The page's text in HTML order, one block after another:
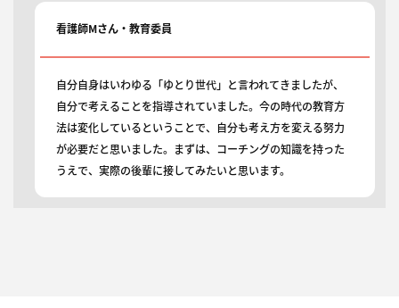
看護師Mさん・教育委員
自分自身はいわゆる「ゆとり世代」と言われてきましたが、
自分で考えることを指導されていました。今の時代の教育方
法は変化しているということで、自分も考え方を変える努力
が必要だと思いました。まずは、コーチングの知識を持った
うえで、実際の後輩に接してみたいと思います。